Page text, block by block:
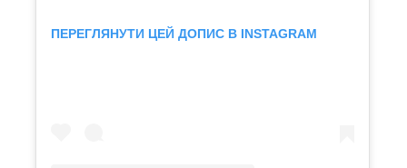
ПЕРЕГЛЯНУТИ ЦЕЙ ДОПИС В INSTAGRAM